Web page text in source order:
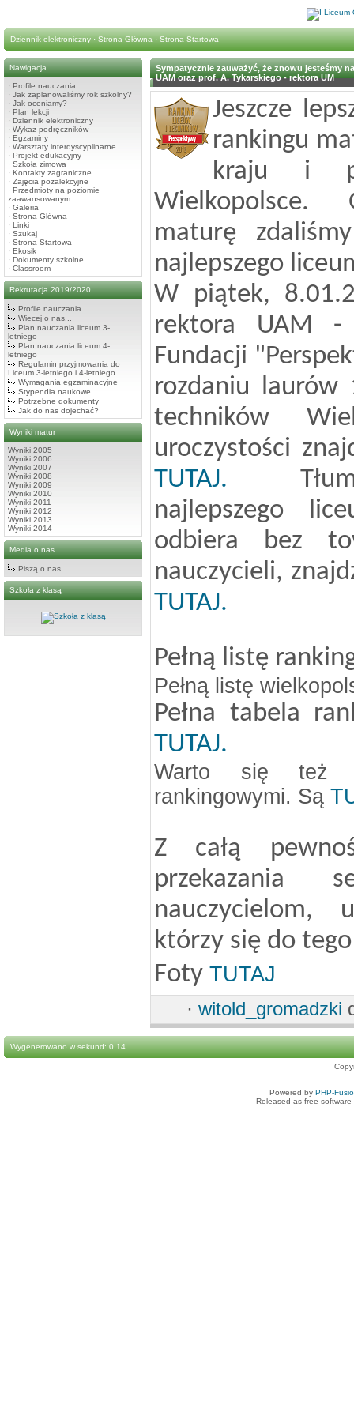
Dziennik elektroniczny · Strona Główna · Strona Startowa
Nawigacja
· Profile nauczania
· Jak zaplanowaliśmy rok szkolny?
· Jak oceniamy?
· Plan lekcji
· Dziennik elektroniczny
· Wykaz podręczników
· Egzaminy
· Warsztaty interdyscyplinarne
· Projekt edukacyjny
· Szkoła zimowa
· Kontakty zagraniczne
· Zajęcia pozalekcyjne
· Przedmioty na poziomie
zaawansowanym
· Galeria
· Strona Główna
· Linki
· Szukaj
· Strona Startowa
· Ekosik
· Dokumenty szkolne
· Classroom
Rekrutacja 2019/2020
Profile nauczania
Wiecej o nas...
Plan nauczania liceum 3-
letniego
Plan nauczania liceum 4-
letniego
Regulamin przyjmowania do
Liceum 3-letniego i 4-letniego
Wymagania egzaminacyjne
Stypendia naukowe
Potrzebne dokumenty
Jak do nas dojechać?
Wyniki matur
Wyniki 2005
Wyniki 2006
Wyniki 2007
Wyniki 2008
Wyniki 2009
Wyniki 2010
Wyniki 2011
Wyniki 2012
Wyniki 2013
Wyniki 2014
Media o nas ...
Piszą o nas...
Szkoła z klasą
Sympatycznie zauważyć, że znowu jesteśmy
UAM oraz prof. A. Tykarskiego - rektora UM
Jeszcze
rankingu
kraju i
Wielkopolsce.
maturę
najlepszego
W piątek,
rektora UAM
Fundacji
rozdaniu laurów
techników
uroczystości
TUTAJ.
najlepszego
odbiera bez
nauczycieli,
TUTAJ.
Pełną listę
Pełną listę
Pełna tabela
TUTAJ.
Warto się też
rankingowymi. Są
Z całą
przekazania
nauczycielom,
którzy się do
Foty TUTAJ
· witold_gromadzki
Wygenerowano w sekund: 0.14
Powered by PHP-
Released as free